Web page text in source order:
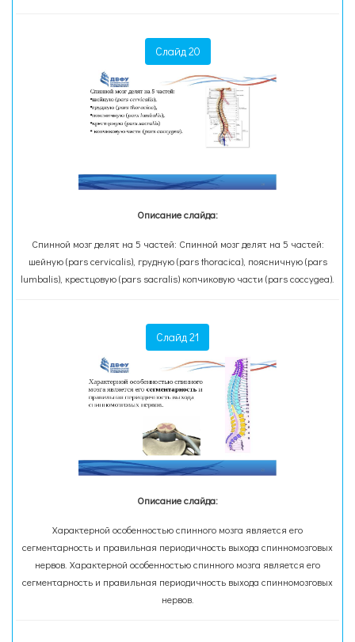
Слайд 20
Описание слайда:
Спинной мозг делят на 5 частей: Спинной мозг делят на 5 частей:
шейную (pars cervicalis), грудную (pars thoracica), поясничную (pars
lumbalis), крестцовую (pars sacralis) копчиковую части (pars coccygea).
Слайд 21
Описание слайда:
Характерной особенностью спинного мозга является его
сегментарность и правильная периодичность выхода спинномозговых
нервов. Характерной особенностью спинного мозга является его
сегментарность и правильная периодичность выхода спинномозговых
нервов.